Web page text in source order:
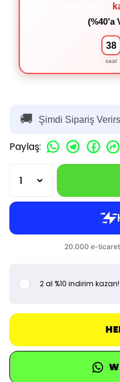
(%40’a
38
saat
🚚 Şimdi Sipariş
Paylaş:
2 al %10 indirim kazan!